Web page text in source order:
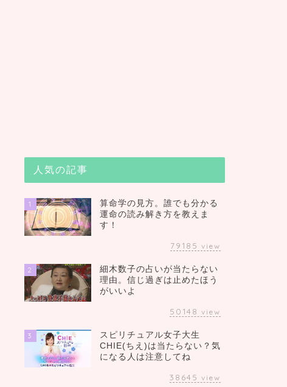
人気の記事
1
算命学の見方。誰でも分かる
運命の読み解き方を教えま
す！
79185 view
2
細木数子の占いが当たらない
理由。信じ過ぎは止めたほう
がいいよ
50148 view
3
スピリチュアル女子大生
CHIE(ちえ)は当たらない？気
になる人は注意してね
38645 view